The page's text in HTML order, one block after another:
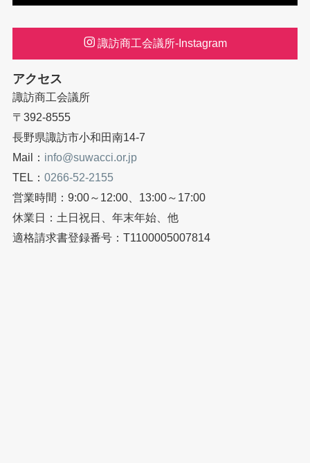
諏訪商工会議所-Instagram
アクセス
諏訪商工会議所
〒392-8555
長野県諏訪市小和田南14-7
Mail： info@suwacci.or.jp
TEL： 0266-52-2155
営業時間：9:00～12:00、13:00～17:00
休業日：土日祝日、年末年始、他
適格請求書登録番号：T1100005007814